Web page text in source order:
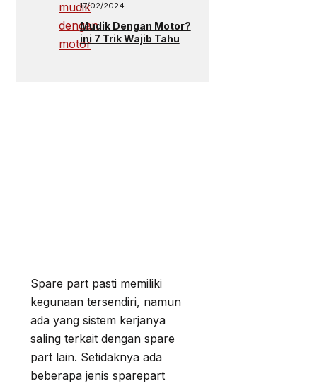
17/02/2024
Mudik Dengan Motor?
ini 7 Trik Wajib Tahu
Spare part pasti memiliki
kegunaan tersendiri, namun
ada yang sistem kerjanya
saling terkait dengan spare
part lain. Setidaknya ada
beberapa jenis sparepart